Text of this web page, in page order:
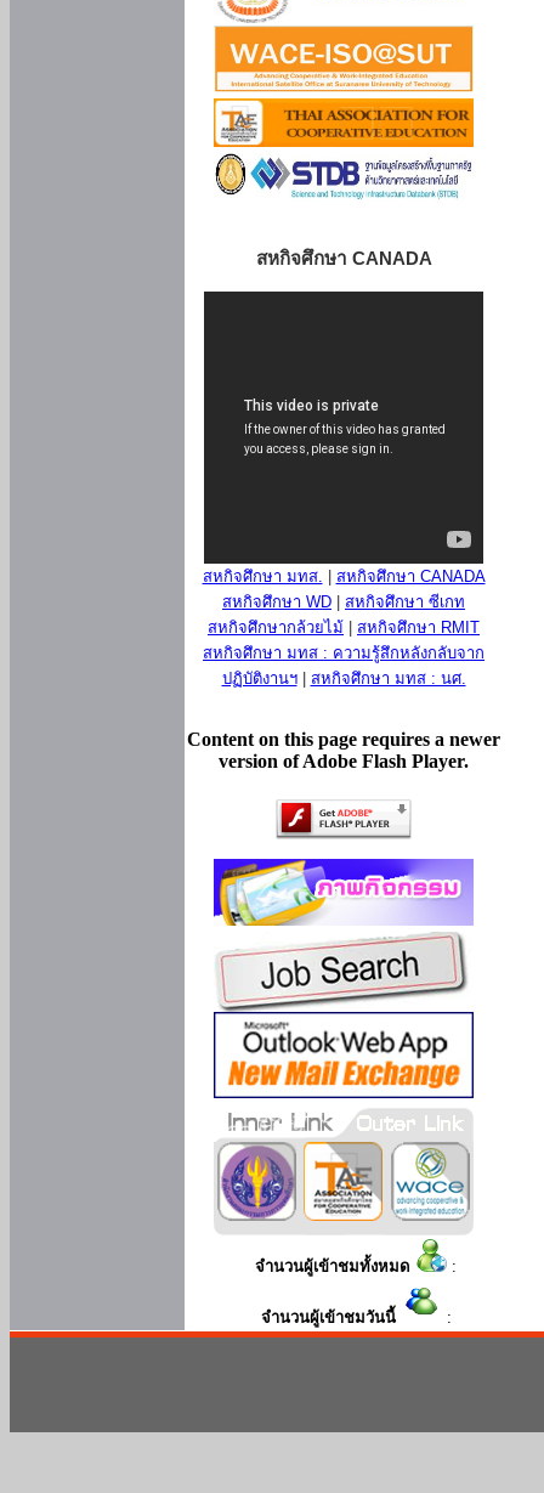
สหกิจศึกษา CANADA
สหกิจศึกษา มทส.
สหกิจศึกษา CANADA
สหกิจศึกษา WD
สหกิจศึกษา ซีเกท
สหกิจศึกษากล้วยไม้
สหกิจศึกษา RMIT
สหกิจศึกษา มทส : ความรู้สึกหลังกลับจาก
ปฏิบัติงานฯ| สหกิจศึกษา มทส : นศ.
Content on this page requires a newer
version of Adobe Flash Player.
จำนวนผู้เข้าชมทั้งหมด :
จำนวนผู้เข้าชมวันนี้ :